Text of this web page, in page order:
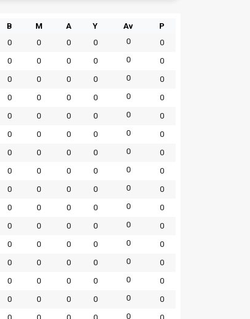
B M A Y Av P
0 0 0 0 0 0
0 0 0 0 0 0
0 0 0 0 0 0
0 0 0 0 0 0
0 0 0 0 0 0
0 0 0 0 0 0
0 0 0 0 0 0
0 0 0 0 0 0
0 0 0 0 0 0
0 0 0 0 0 0
0 0 0 0 0 0
0 0 0 0 0 0
0 0 0 0 0 0
0 0 0 0 0 0
0 0 0 0 0 0
0